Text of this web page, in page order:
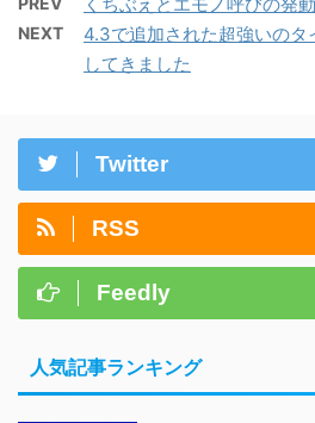
くちぶえとエモノ呼びの発
NEXT
4.3で追加された超強いのタ
してきました
Twitter
RSS
Feedly
人気記事ランキング